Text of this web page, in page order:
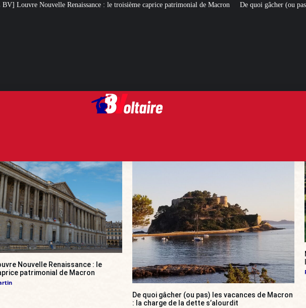
: le troisième caprice patrimonial de Macron De quoi gâcher (ou pas) les vacances de Macron :
Nouvelle Renaissance : le
patrimonial de Macron
De quoi gâcher (ou pas) les vacances de Macron
: la charge de la dette s’alourdit